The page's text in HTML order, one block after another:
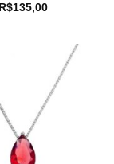
R$135,00